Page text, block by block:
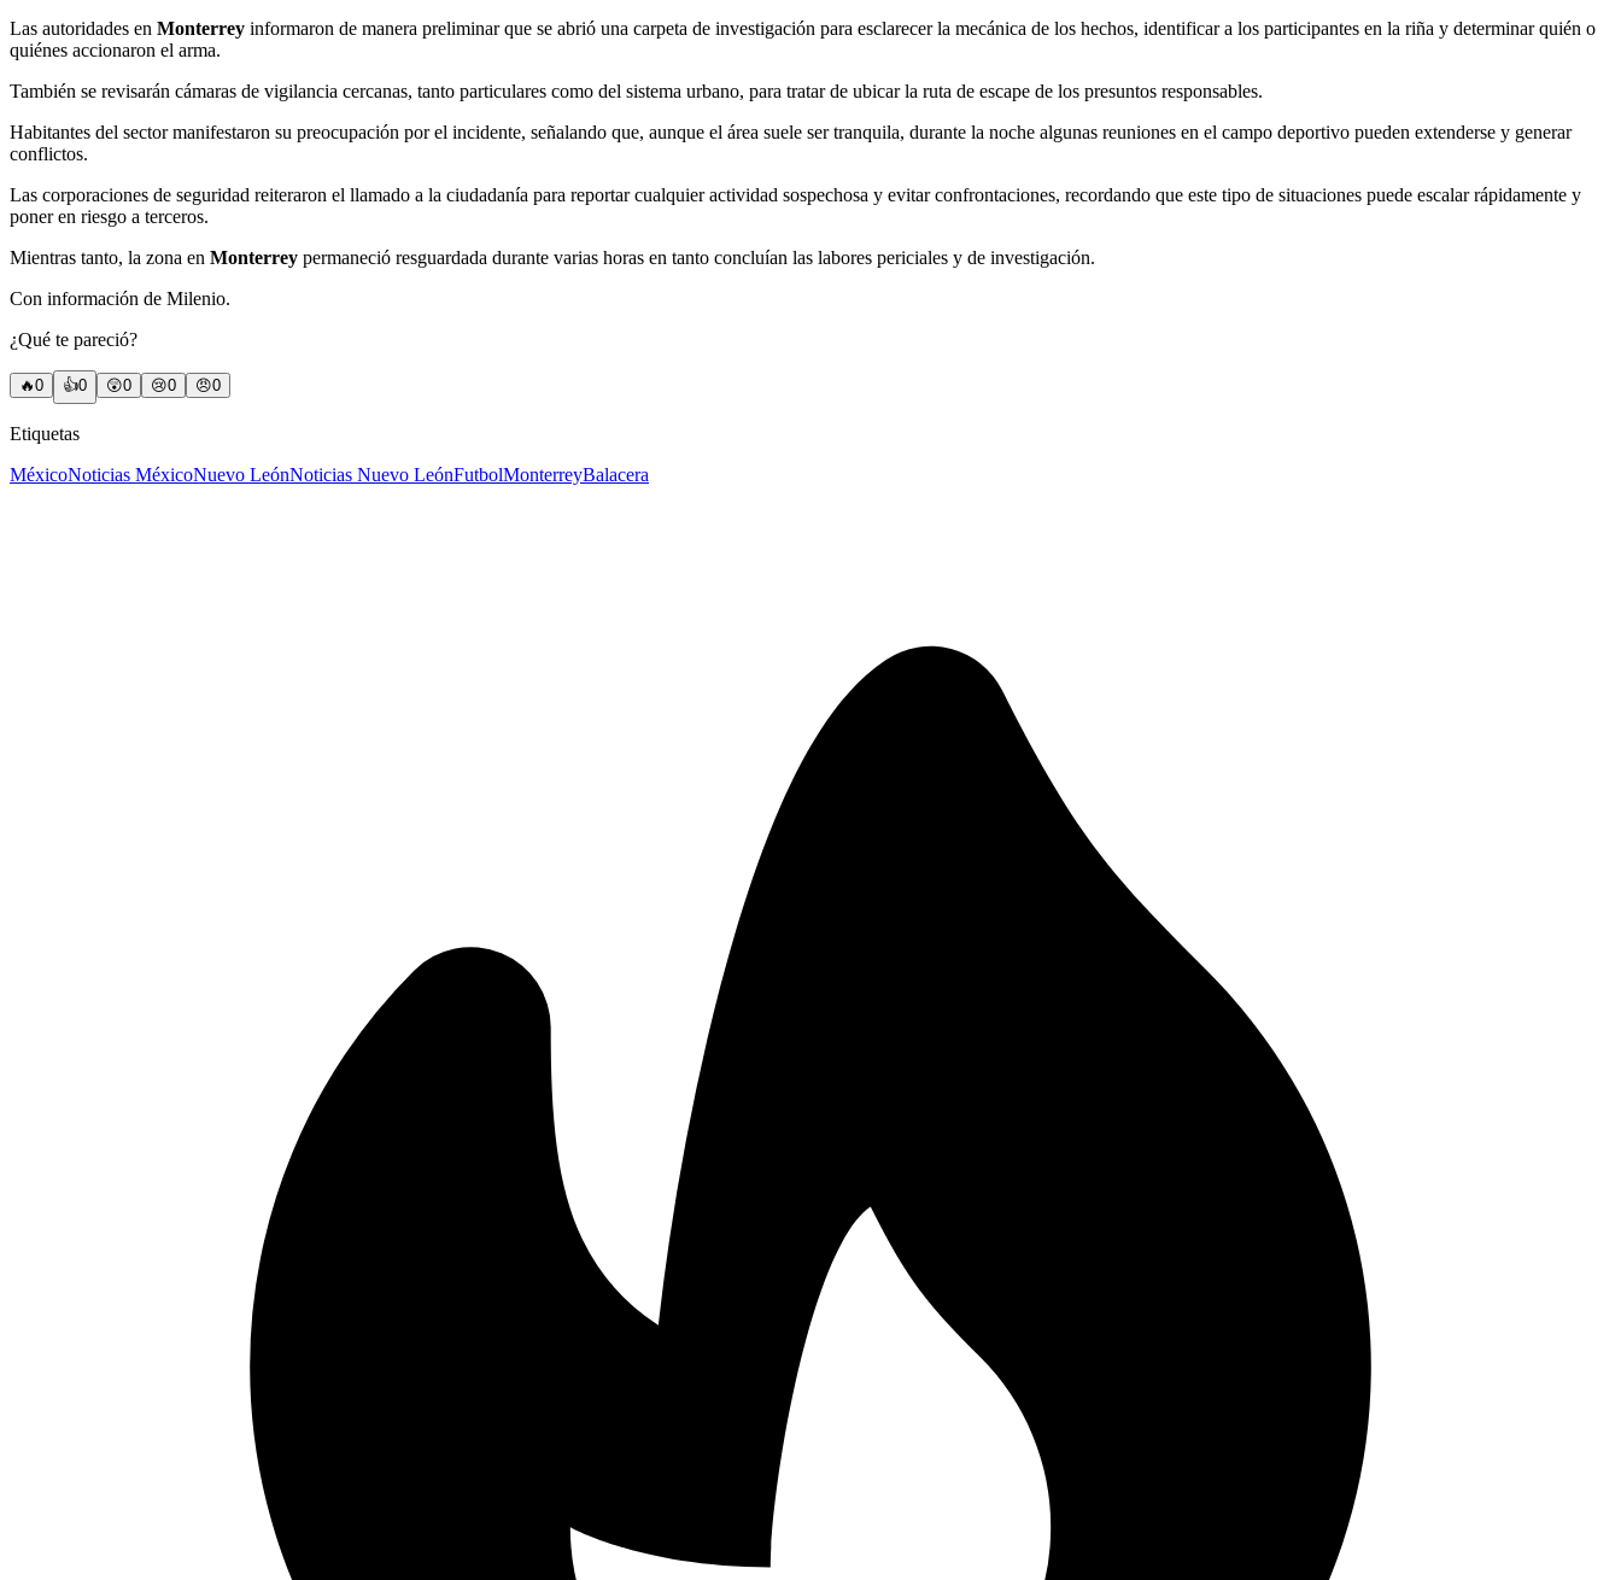
Las autoridades en Monterrey informaron de manera preliminar que se abrió una carpeta de investigación para esclarecer la mecánica de los hechos, identificar a los participantes en la riña y determinar quién o
quiénes accionaron el arma.
También se revisarán cámaras de vigilancia cercanas, tanto particulares como del sistema urbano, para tratar de ubicar la ruta de escape de los presuntos responsables.
Habitantes del sector manifestaron su preocupación por el incidente, señalando que, aunque el área suele ser tranquila, durante la noche algunas reuniones en el campo deportivo pueden extenderse y generar
conflictos.
Las corporaciones de seguridad reiteraron el llamado a la ciudadanía para reportar cualquier actividad sospechosa y evitar confrontaciones, recordando que este tipo de situaciones puede escalar rápidamente y
poner en riesgo a terceros.
Mientras tanto, la zona en Monterrey permaneció resguardada durante varias horas en tanto concluían las labores periciales y de investigación.
Con información de Milenio.
¿Qué te pareció?
🔥0 👍0 😲0 😢0 😠0
Etiquetas
MéxicoNoticias MéxicoNuevo LeónNoticias Nuevo LeónFutbolMonterreyBalacera